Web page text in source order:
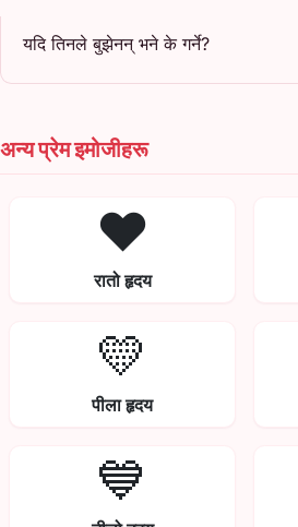
यदि तिनले बुझेनन् भने के गर्ने?
अन्य प्रेम इमोजीहरू
❤️
रातो हृदय
💛
पीला हृदय
💙